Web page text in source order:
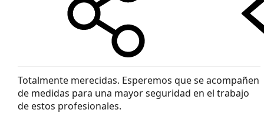
Totalmente merecidas. Esperemos que se acompañen
de medidas para una mayor seguridad en el trabajo
de estos profesionales.